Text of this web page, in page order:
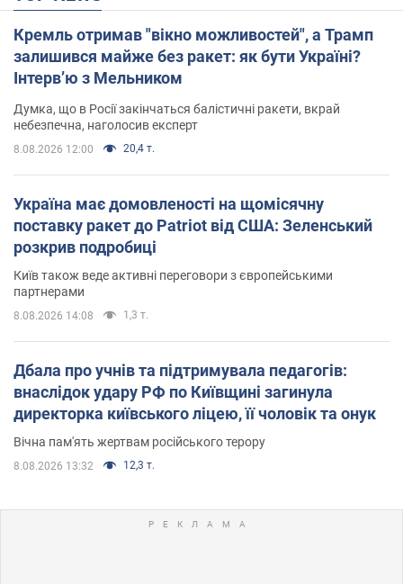
Кремль отримав "вікно можливостей", а Трамп
залишився майже без ракет: як бути Україні?
Інтерв’ю з Мельником
Думка, що в Росії закінчаться балістичні ракети, вкрай
небезпечна, наголосив експерт
8.08.2026 12:00 20,4 т.
Україна має домовленості на щомісячну
поставку ракет до Patriot від США: Зеленський
розкрив подробиці
Київ також веде активні переговори з європейськими
партнерами
8.08.2026 14:08 1,3 т.
Дбала про учнів та підтримувала педагогів:
внаслідок удару РФ по Київщині загинула
директорка київського ліцею, її чоловік та онук
Вічна пам'ять жертвам російського терору
8.08.2026 13:32 12,3 т.